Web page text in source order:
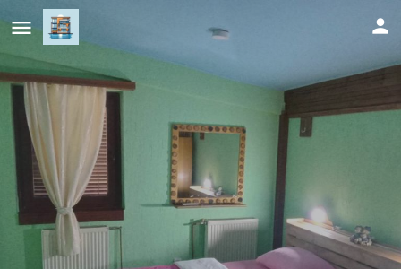
Apartman Retro
Cijena (po danu)
61KM